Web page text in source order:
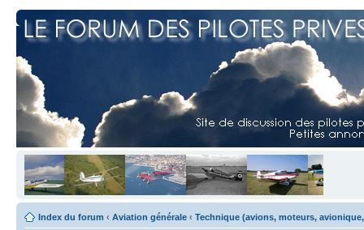
Index du forum ‹ Aviation générale ‹ Technique (avions, moteurs,